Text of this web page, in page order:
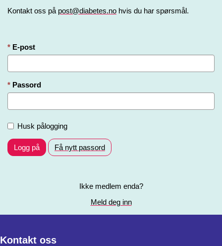
Kontakt oss på post@diabetes.no hvis du har spørsmål.
E-post
Passord
Husk pålogging
Logg på Få nytt passord
Ikke medlem enda?
Meld deg inn
Kontakt oss